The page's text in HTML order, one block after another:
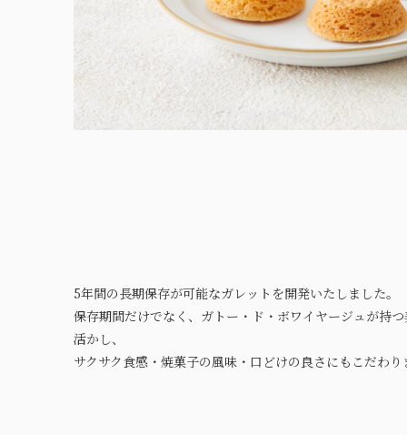
5年間の長期保存が可能なガレットを開発いたしました。
保存期間だけでなく、ガトー・ド・ボワイヤージュが持
活かし、
サクサク食感・焼菓子の風味・口どけの良さにもこだわり